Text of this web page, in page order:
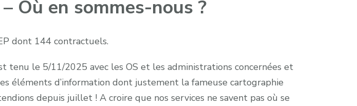
en sommes-nous ?
dont 144 contractuels.
tenu le 5/11/2025 avec les OS et les administrations concernées et
éléments d’information dont justement la fameuse cartographie
depuis juillet ! A croire que nos services ne savent pas où se